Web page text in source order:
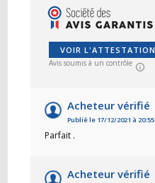
VOIR L'ATTESTATION
Avis soumis à un contrôle
Acheteur vérifié
Publié le 17/12/2021 à 20:55
Parfait .
Acheteur vérifié